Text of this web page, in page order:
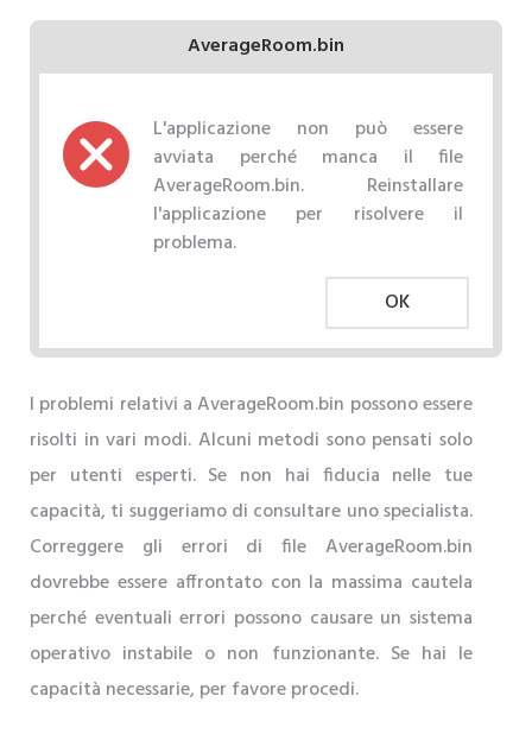
AverageRoom.bin
L'applicazione non può essere
avviata perché manca il file
AverageRoom.bin. Reinstallare
l'applicazione per risolvere il
problema.
OK
I problemi relativi a AverageRoom.bin possono essere
risolti in vari modi. Alcuni metodi sono pensati solo
per utenti esperti. Se non hai fiducia nelle tue
capacità, ti suggeriamo di consultare uno specialista.
Correggere gli errori di file AverageRoom.bin
dovrebbe essere affrontato con la massima cautela
perché eventuali errori possono causare un sistema
operativo instabile o non funzionante. Se hai le
capacità necessarie, per favore procedi.